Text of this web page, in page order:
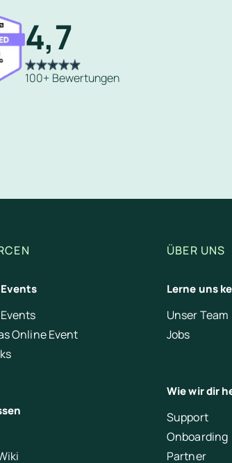
4,7
100+ Bewertungen
Online Event
ÜBER UNS
Lerne uns
Unser Team
Jobs
Wie wir dir
Support
Onboarding
Partner